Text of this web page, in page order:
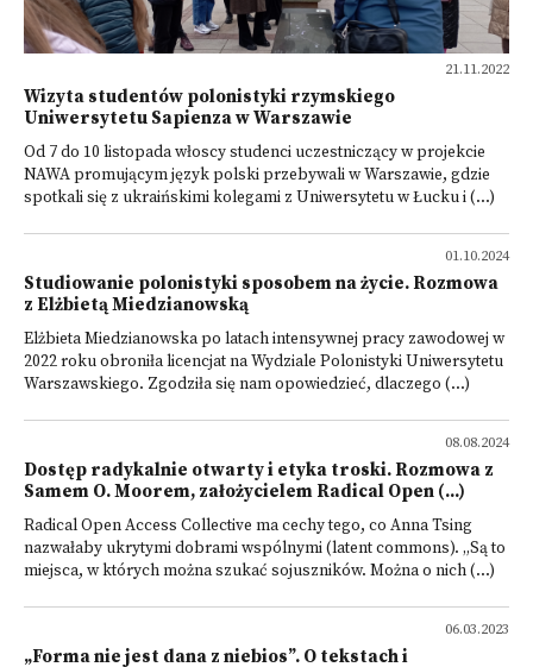
21.11.2022
Wizyta studentów polonistyki rzymskiego
Uniwersytetu Sapienza w Warszawie
Od 7 do 10 listopada włoscy studenci uczestniczący w projekcie
NAWA promującym język polski przebywali w Warszawie, gdzie
spotkali się z ukraińskimi kolegami z Uniwersytetu w Łucku i (...)
01.10.2024
Studiowanie polonistyki sposobem na życie. Rozmowa
z Elżbietą Miedzianowską
Elżbieta Miedzianowska po latach intensywnej pracy zawodowej w
2022 roku obroniła licencjat na Wydziale Polonistyki Uniwersytetu
Warszawskiego. Zgodziła się nam opowiedzieć, dlaczego (...)
08.08.2024
Dostęp radykalnie otwarty i etyka troski. Rozmowa z
Samem O. Moorem, założycielem Radical Open (...)
Radical Open Access Collective ma cechy tego, co Anna Tsing
nazwałaby ukrytymi dobrami wspólnymi (latent commons). „Są to
miejsca, w których można szukać sojuszników. Można o nich (...)
06.03.2023
„Forma nie jest dana z niebios”. O tekstach i